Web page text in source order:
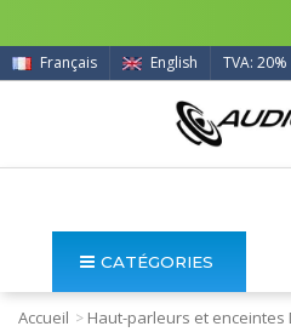
Français English TVA: 20%
CATÉGORIES
Accueil > Haut-parleurs et enceintes